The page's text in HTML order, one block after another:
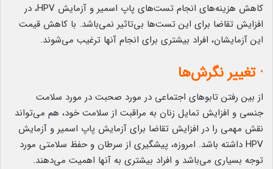
کاهش هزینه‌های انجام تست‌های پاپ اسمیر و آزمایش HPV، در
افزایش تقاضا برای این تست‌ها بی‌تاثیر نمی‌باشد. با کاهش قیمت
این آزمایشان، افراد بیشتری برای انجام آنها ترغیب می‌شوند.
· تغییر نگرش‌ها
از بین رفتن تابوهای اجتماعی در مورد صحبت در مورد سلامت
جنسی و افزایش تمایل زنان به مراقبت از سلامت خود، هم می‌تواند
نقش مهمی را در افزایش تقاضا برای آزمایش پاپ اسمیر و آزمایش
HPV داشته باشد. امروزه، پیشگیری از سرطان و حفظ سلامتی مورد
توجه بسیاری می‌باشد و افراد بیشتری به آنها اهمیت می‌دهند.